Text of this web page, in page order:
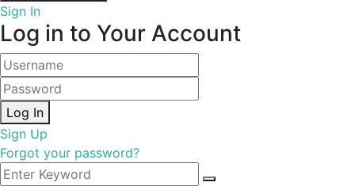
Sign In
Log in to Your Account
Log In
Sign Up
Forgot your password?